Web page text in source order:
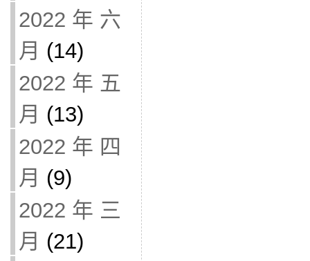
2022 年 六
月 (14)
2022 年 五
月 (13)
2022 年 四
月 (9)
2022 年 三
月 (21)